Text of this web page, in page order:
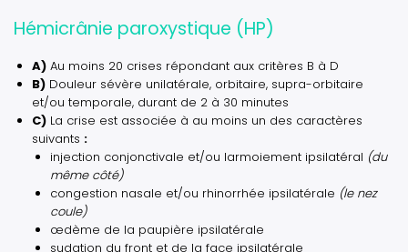
Hémicrânie paroxystique (HP)
A) Au moins 20 crises répondant aux critères B à D
B) Douleur sévère unilatérale, orbitaire, supra-orbitaire
et/ou temporale, durant de 2 à 30 minutes
C) La crise est associée à au moins un des caractères
suivants :
injection conjonctivale et/ou larmoiement ipsilatéral (du
même côté)
congestion nasale et/ou rhinorrhée ipsilatérale (le nez
coule)
œdème de la paupière ipsilatérale
sudation du front et de la face ipsilatérale